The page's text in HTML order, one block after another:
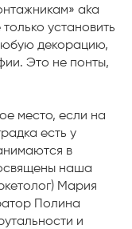
aka
установить
декорацию,
Это не понты,
место, если на
есть у
в
наша
Мария
Полина
и